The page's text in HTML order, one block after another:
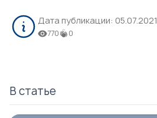
Дата публикации: 05.07.2021
770 0
В статье